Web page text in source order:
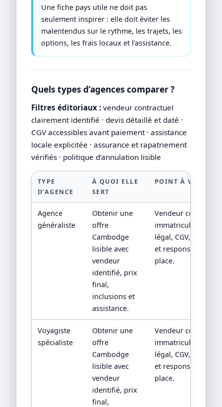
Une fiche pays utile ne doit pas
seulement inspirer : elle doit éviter les
malentendus sur le rythme, les trajets, les
options, les frais locaux et l’assistance.
Quels types d’agences comparer ?
Filtres éditoriaux : vendeur contractuel
clairement identifié · devis détaillé et daté ·
CGV accessibles avant paiement · assistance
locale explicitée · assurance et rapatriement
vérifiés · politique d’annulation lisible
TYPE
D’AGENCE
À QUOI ELLE
SERT
POINT À VÉRIFIER
Agence
généraliste
Obtenir une
offre
Cambodge
lisible avec
vendeur
identifié, prix
final,
inclusions et
assistance.
Vendeur
immatriculation/
légal, CGV,
et responsabilité
place.
Voyagiste
spécialiste
Obtenir une
offre
Cambodge
lisible avec
vendeur
identifié, prix
final,
Vendeur
immatriculation/
légal, CGV,
et responsabilité
place.